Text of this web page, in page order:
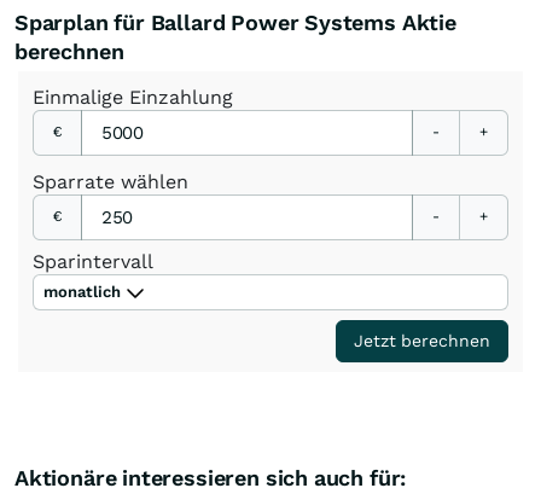
Sparplan für Ballard Power Systems Aktie
berechnen
Einmalige Einzahlung
€ - +
Sparrate wählen
€ - +
Sparintervall
monatlich
Jetzt berechnen
Aktionäre interessieren sich auch für: